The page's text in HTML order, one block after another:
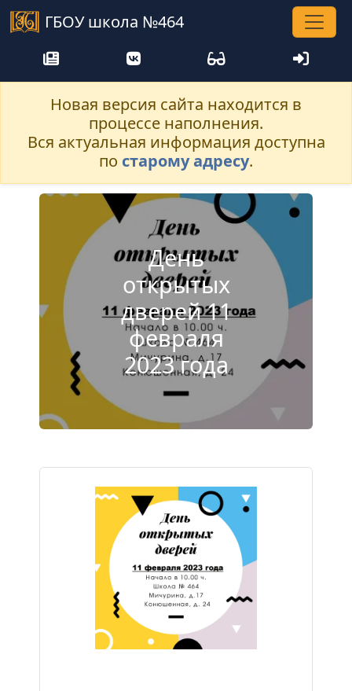
ГБОУ школа №464
Новая версия сайта находится в
процессе наполнения.
Вся актуальная информация доступна
по старому адресу.
День
открытых
дверей 11
февраля
2023 года